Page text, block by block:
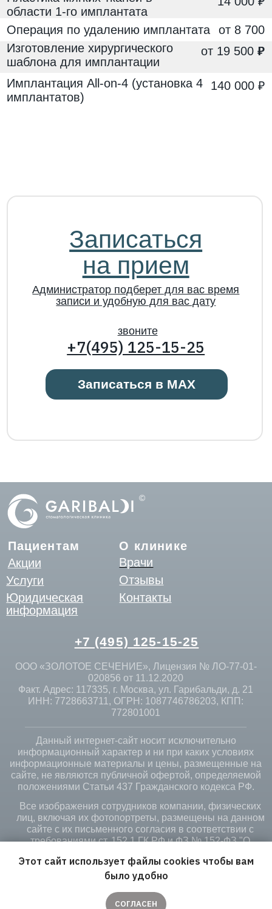
Этот сайт использует файлы cookies чтобы вам
было удобно
СОГЛАСЕН
Пациентам О клинике
Все изображения сотрудников компании, физических
лиц, включая их фотопортреты, размещены на данном
сайте с их письменного согласия в соответствии с
требованиями ст. 152.1 ГК РФ и ФЗ № 152-ФЗ "О
персональных данных". Несанкционированное
копирование, распространение или иное
Данный интернет-сайт носит исключительно
положениями Статьи 437 Гражданского кодекса РФ.
Врачи
Отзывы
Акции
ИМЕЮТСЯ ПРОТИВОПОКАЗАНИЯ. НЕОБХОДИМА
КОНСУЛЬТАЦИЯ ВРАЧА.
Услуги
информация